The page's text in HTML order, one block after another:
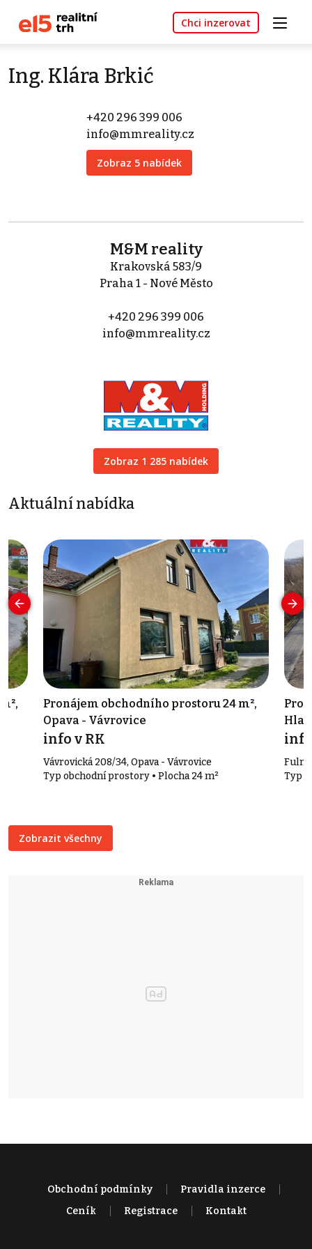
Chci inzerovat
Ing. Klára Brkić
+420 296 399 006
info@mmreality.cz
Zobraz 5 nabídek
M&M reality
Krakovská 583/9
Praha 1 - Nové Město
+420 296 399 006
info@mmreality.cz
Zobraz 1 285 nabídek
Aktuální nabídka
Pronájem obchodního prostoru 24 m²,
Opava - Vávrovice
info v RK
Vávrovická 208/34, Opava - Vávrovice
Typ obchodní prostory • Plocha 24 m²
Typ
Zobrazit všechny
Obchodní podmínky
Pravidla inzerce
Ceník
Registrace Kontakt